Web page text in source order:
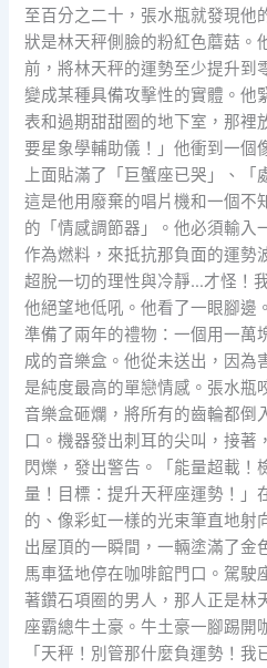
至百分之二十，張水瓶就發現他
狀是林天秤側臉的粉紅色蘑菇。
前，將林天秤的運勢至少提升到
變成某種具備攻擊性的實體。他
表和過期甜甜圈的地下室，那裡
要星象學輔助儀！」他衝到一個
上面貼滿了「巨蟹座已哭」、「
這是他用廢棄的唱片機和一個不
的「情感調節器」。他必須輸入
作為燃料，來抵抗那負面的運勢
超脫一切的理性與冷靜…才怪！
他絕望地低吼。他看了一眼腳邊
準備了兩年的禮物：一個用一萬
成的音樂盒。他從未送出，因為
是純度最高的單戀情感。張水瓶
音樂盒砸爛，將所有的齒輪都倒
口。機器發出刺耳的尖叫，接著
閃爍，發出警告。「能量超載！
量！目標：提升天秤座運勢！」
的、像彩虹一樣的光束筆直地射
出屋頂的一瞬間，一輛塗滿了金
馬車猛地停在咖啡館門口。駕駛
著鑽石項圈的男人，那人正是
座霸總牛土豪。牛土豪一腳踢開
「天秤！別管那什麼負運勢！